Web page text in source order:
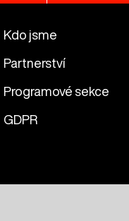
Kdo jsme
Partnerství
Programové sekce
GDPR